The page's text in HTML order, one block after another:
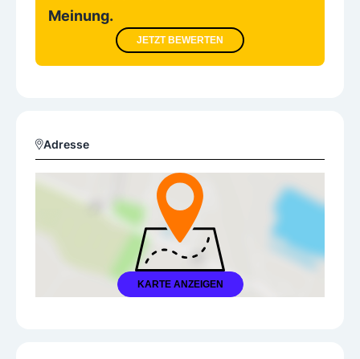
Meinung.
JETZT BEWERTEN
Adresse
KARTE ANZEIGEN